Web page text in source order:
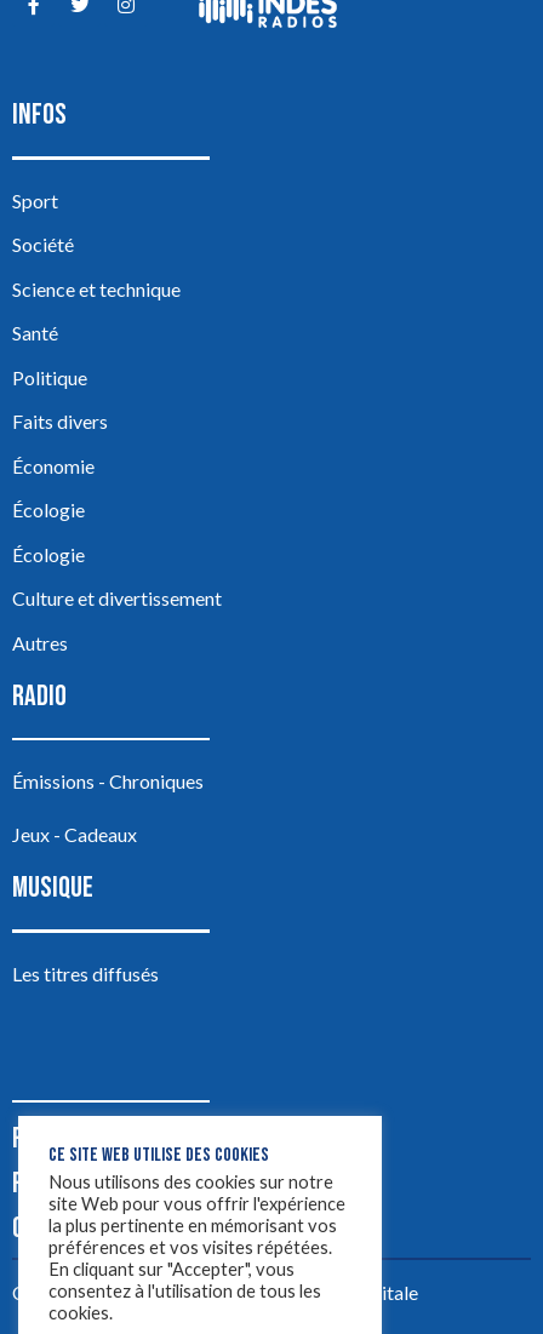
INFOS
Sport
Société
Science et technique
Santé
Politique
Faits divers
Économie
Écologie
Écologie
Culture et divertissement
Autres
RADIO
Émissions - Chroniques
Jeux - Cadeaux
MUSIQUE
Les titres diffusés
PODCASTS
PUB
CONTACT
Créez votre site avecYellowtie – Agence Digitale
CE SITE WEB UTILISE DES COOKIES
Nous utilisons des cookies sur notre
site Web pour vous offrir l'expérience
la plus pertinente en mémorisant vos
préférences et vos visites répétées.
En cliquant sur "Accepter", vous
consentez à l'utilisation de tous les
cookies.